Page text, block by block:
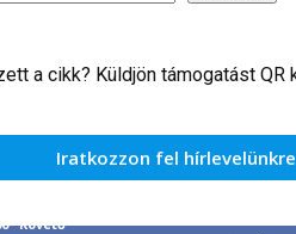
a cikk? Küldjön támogatást QR
Iratkozzon fel hírlevelünkre
Követő